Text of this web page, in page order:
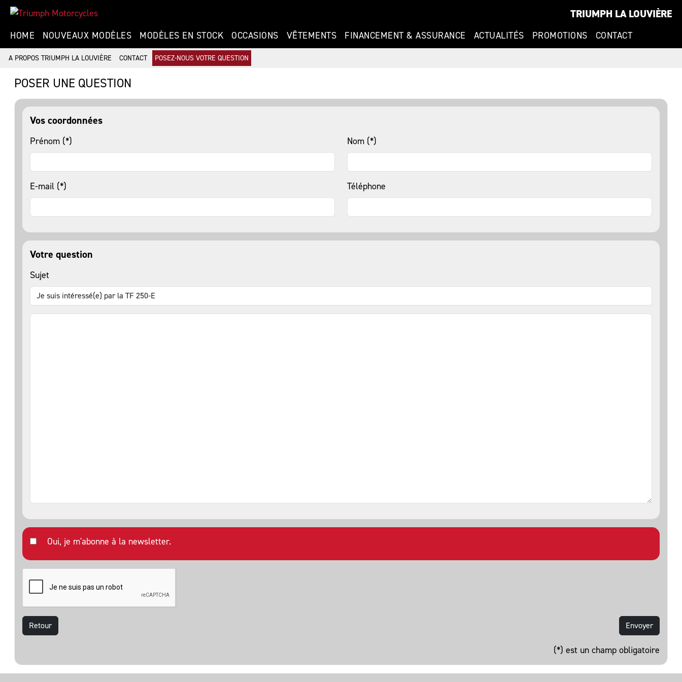
TRIUMPH LA LOUVIÈRE
HOME NOUVEAUX MODÈLES MODÈLES EN STOCK OCCASIONS VÊTEMENTS FINANCEMENT & ASSURANCE ACTUALITÉS PROMOTIONS CONTACT
A PROPOS TRIUMPH LA LOUVIÈRE CONTACT POSEZ-NOUS VOTRE QUESTION
POSER UNE QUESTION
Vos coordonnées
Prénom (*) Nom (*)
E-mail (*) Téléphone
Votre question
Sujet
Oui, je m'abonne à la newsletter.
Retour
(*) est un champ obligatoire